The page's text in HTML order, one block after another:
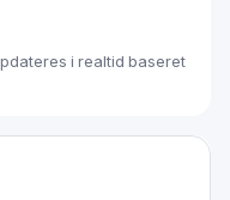
i realtid baseret